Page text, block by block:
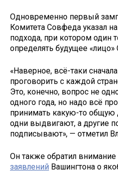
Одновременно первый
Комитета Совфеда указал
подхода, при котором один
определять будущее
«Наверное, всё-таки
проговорить с каждой
Это, конечно, вопрос не
одного года, но надо всё
принимать какую-то общую
одни выдвигают, а другие
подписывают», — отметил
Он также обратил внимание
заявлений Вашингтона о